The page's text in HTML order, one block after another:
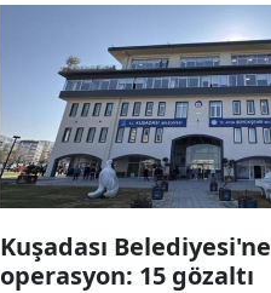
Kuşadası Belediyesi'ne
operasyon: 15 gözaltı